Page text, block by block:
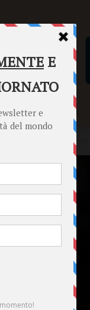
INFORMAZIONI
paga, che cosa